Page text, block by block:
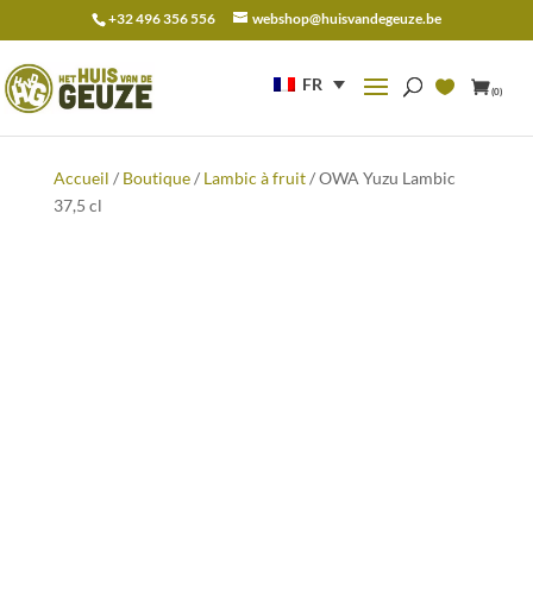
+32 496 356 556 webshop@huisvandegeuze.be
FR (0)
pour :
Accueil / Boutique/ Lambic à fruit/ OWA Yuzu Lambic
37,5 cl